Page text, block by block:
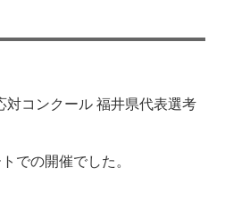
対コンクール 福井県代表選考
での開催でした。